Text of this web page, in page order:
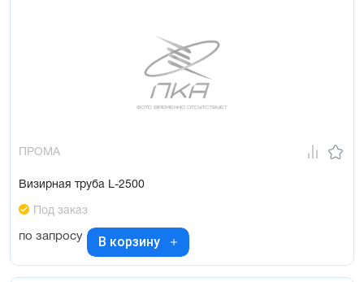
ПРОМА
Визирная труба L-2500
Под заказ
по запросу В корзину